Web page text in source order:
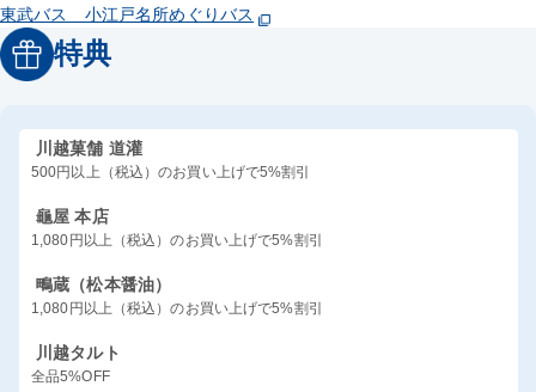
東武バス 小江戸名所めぐりバス
特典
川越菓舗 道灌
500円以上（税込）のお買い上げで5%割引
龜屋 本店
1,080円以上（税込）のお買い上げで5%割引
鴫蔵（松本醤油）
1,080円以上（税込）のお買い上げで5%割引
川越タルト
全品5%OFF